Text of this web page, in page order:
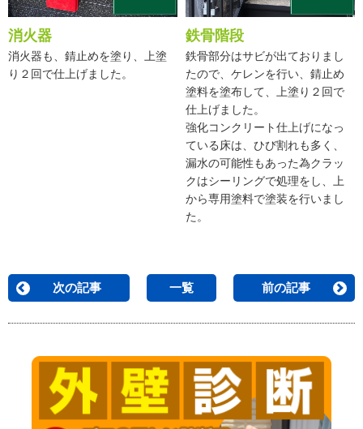
消火器
消火器も、錆止めを塗り、上塗
り２回で仕上げました。
鉄骨階段
鉄骨部分はサビが出ておりまし
たので、ケレンを行い、錆止め
塗料を塗布して、上塗り２回で
仕上げました。
強化コンクリート仕上げになっ
ている床は、ひび割れも多く、
漏水の可能性もあった為クラッ
クはシーリングで処理をし、上
から専用塗料で塗装を行いまし
た。
次の記事 一覧 前の記事